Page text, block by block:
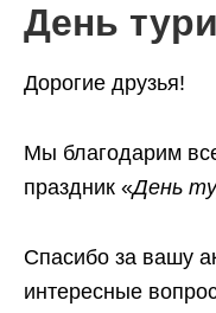
День
Дорогие друзья!
Мы благодарим
праздник «День
Спасибо за вашу
интересные